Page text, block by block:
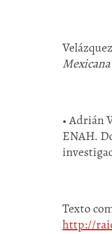
Mexicana
• Adrián
ENAH.
Texto
http://